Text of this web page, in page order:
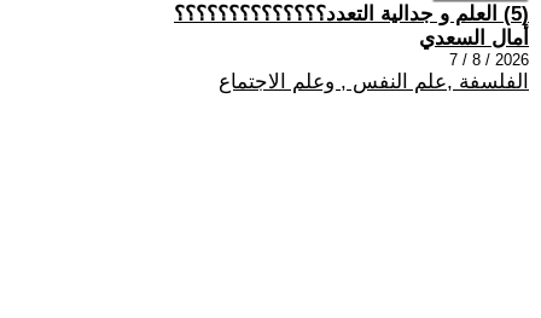
(5) العلم و جدالية التعدد؟؟؟؟؟؟؟؟؟؟؟؟؟؟
أمال السعدي
2026 / 8 / 7
الفلسفة ,علم النفس , وعلم الاجتماع